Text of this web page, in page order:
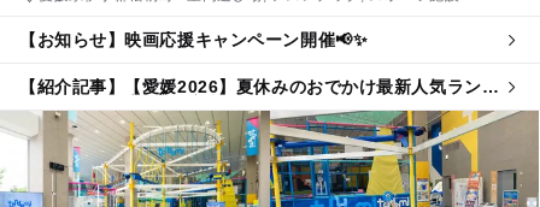
【お知らせ】映画応援キャンペーン開催📢✨
【紹介記事】【愛媛2026】夏休みのおでかけ最新人気ランキ